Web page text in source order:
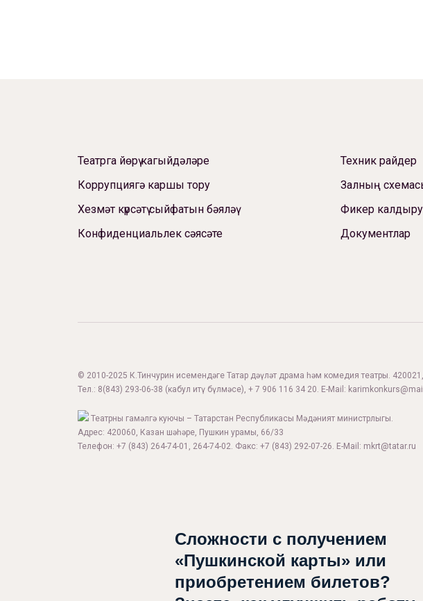
Театрга йөрү кагыйдәләре
Коррупциягә каршы тору
Хезмәт күрсәтү сыйфатын бәяләү
Конфиденциальлек сәясәте
Техник райдер
Залның
Фикер калдыру
Документлар
© 2010-2025 К.Тинчурин исемендәге Татар дәүләт драма һәм комедия театры.
Тел.: 8(843) 293-06-38 (кабул итү бүлмәсе), + 7 906 116 34 20. E-Mail:
Театрны гамәлгә куючы – Татарстан Республикасы Мәдәният министрлыгы.
Адрес: 420060, Казан шәһәре, Пушкин урамы, 66/33
Телефон: +7 (843) 264-74-01, 264-74-02. Факс: +7 (843) 292-07-26. E-Mail: mkrt@tatar.ru
Сложности с получением
«Пушкинской карты» или
приобретением билетов?